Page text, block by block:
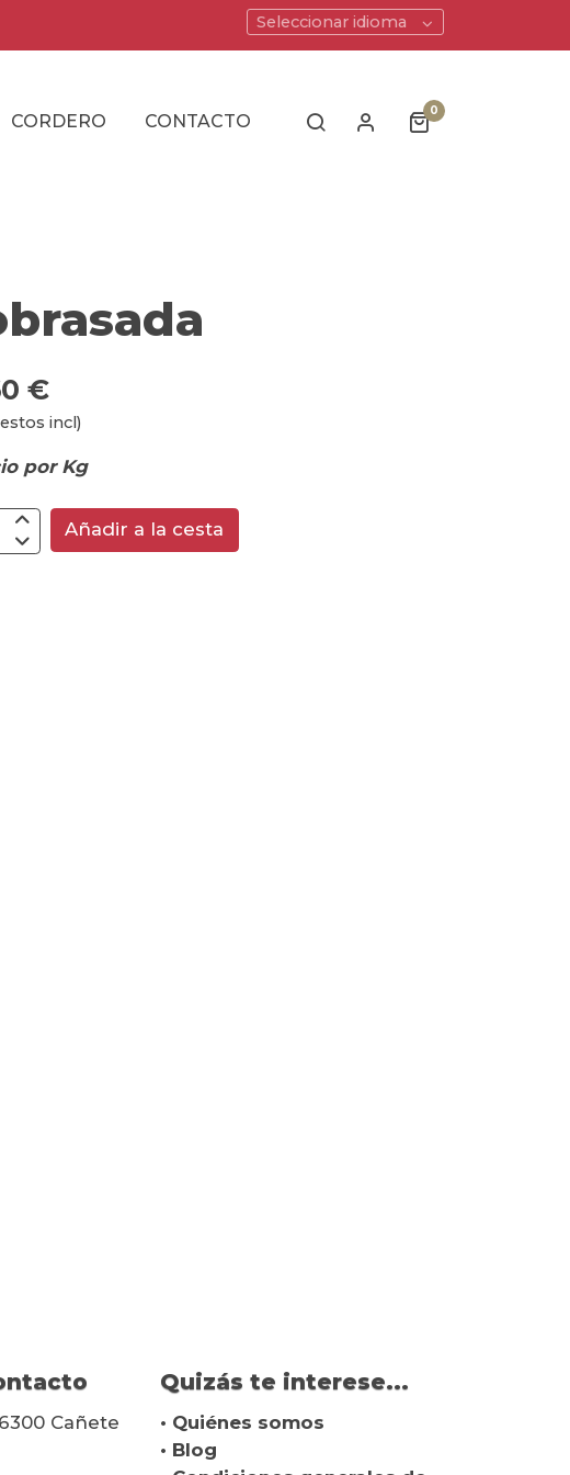
Seleccionar idioma
CORDERO CONTACTO
0
€
incl)
por Kg
Añadir a la cesta
Cañete
Quizás te interese...
• Quiénes somos
• Blog